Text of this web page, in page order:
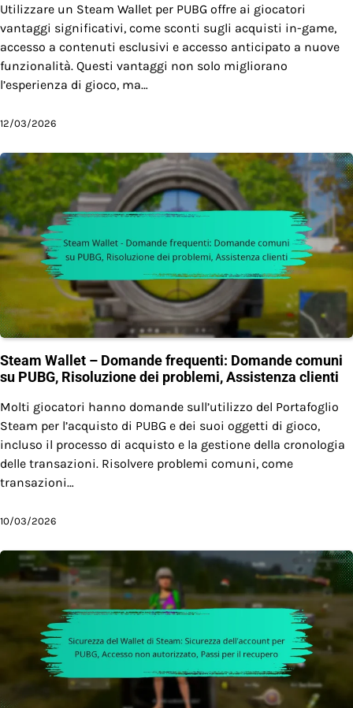
Utilizzare un Steam Wallet per PUBG offre ai giocatori
vantaggi significativi, come sconti sugli acquisti in-game,
accesso a contenuti esclusivi e accesso anticipato a nuove
funzionalità. Questi vantaggi non solo migliorano
l’esperienza di gioco, ma…
12/03/2026
Steam Wallet – Domande frequenti: Domande comuni
su PUBG, Risoluzione dei problemi, Assistenza clienti
Molti giocatori hanno domande sull’utilizzo del Portafoglio
Steam per l’acquisto di PUBG e dei suoi oggetti di gioco,
incluso il processo di acquisto e la gestione della cronologia
delle transazioni. Risolvere problemi comuni, come
transazioni…
10/03/2026